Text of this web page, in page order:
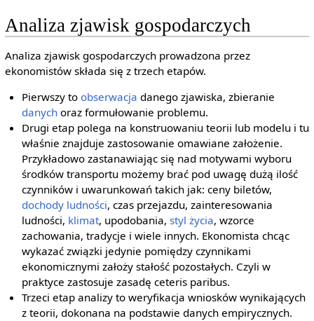
Analiza zjawisk gospodarczych
Analiza zjawisk gospodarczych prowadzona przez
ekonomistów składa się z trzech etapów.
Pierwszy toobserwacja danego zjawiska, zbieranie
danych oraz formułowanie problemu.
Drugi etap polega na konstruowaniu teorii lub modelu i tu
właśnie znajduje zastosowanie omawiane założenie.
Przykładowo zastanawiając się nad motywami wyboru
środków transportu możemy brać pod uwagę dużą ilość
czynników i uwarunkowań takich jak: ceny biletów,
dochody ludności, czas przejazdu, zainteresowania
ludności, klimat, upodobania,styl życia, wzorce
zachowania, tradycje i wiele innych. Ekonomista chcąc
wykazać związki jedynie pomiędzy czynnikami
ekonomicznymi założy stałość pozostałych. Czyli w
praktyce zastosuje zasadę ceteris paribus.
Trzeci etap analizy to weryfikacja wniosków wynikających
z teorii, dokonana na podstawie danych empirycznych.